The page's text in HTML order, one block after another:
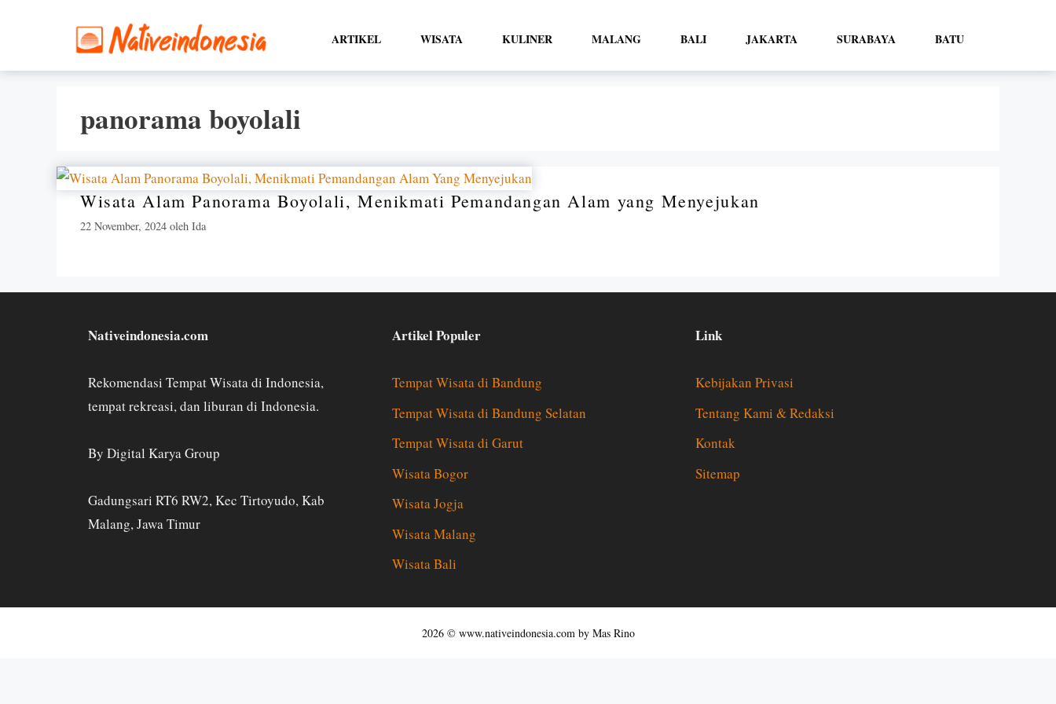
ARTIKEL WISATA KULINER MALANG BALI JAKARTA SURABAYA BATU
panorama boyolali
Wisata Alam Panorama Boyolali, Menikmati Pemandangan Alam yang Menyejukan
22 November, 2024 oleh Ida
Nativeindonesia.com
Rekomendasi Tempat Wisata di Indonesia,
tempat rekreasi, dan liburan di Indonesia.
By Digital Karya Group
Gadungsari RT6 RW2, Kec Tirtoyudo, Kab
Malang, Jawa Timur
Artikel Populer
Tempat Wisata di Bandung
Tempat Wisata di Bandung Selatan
Tempat Wisata di Garut
Wisata Bogor
Wisata Jogja
Wisata Malang
Wisata Bali
Link
Kebijakan Privasi
Tentang Kami & Redaksi
Kontak
Sitemap
2026 © www.nativeindonesia.com by Mas Rino